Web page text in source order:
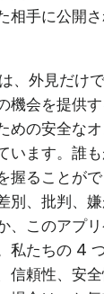
相手に公開
、外見だけ
機会を提供
めの安全な
います。誰
握ることが
別、批判、
、このアプ
私たちの 4
信頼性、安